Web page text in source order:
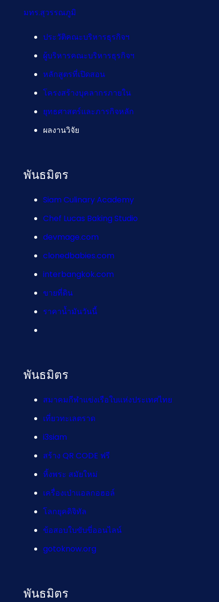
มทร.สุวรรณภูมิ
ประวัติคณะบริหารธุรกิจฯ
ผู้บริหารคณะบริหารธุรกิจฯ
หลักสูตรที่เปิดสอน
โครงสร้างบุคลากรภายใน
ยุทธศาสตร์และภารกิจหลัก
ผลงานวิจัย
พันธมิตร
Siam Culinary Academy
Chef Lucas Baking Studio
devmage.com
clonedbabies.com
interbangkok.com
ขายที่ดิน
ราคาน้ำมันวันนี้
พันธมิตร
สมาคมกีฬาแข่งเรือใบแห่งประเทศไทย
เที่ยวทะเลตราด
i3siam
สร้าง QR CODE ฟรี
หิ้งพระ สมัยใหม่
เครื่องเป่าแอลกอฮอล์
โลกยุคดิจิทัล
ข้อสอบใบขับขี่ออนไลน์
gotoknow.org
พันธมิตร